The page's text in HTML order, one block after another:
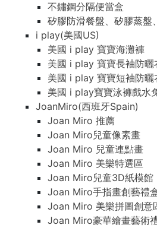
不鏽鋼分隔便當盒
矽膠防滑餐盤、矽膠蒸盤
i play(美國US)
美國 i play 寶寶海灘褲
美國 i play 寶寶長袖防曬
美國 i play 寶寶短袖防曬
美國 i play寶寶泳褲戲水
JoanMiro(西班牙Spain)
Joan Miro 推薦
Joan Miro兒童像素畫
Joan Miro 兒童連點畫
Joan Miro 美樂特選區
Joan Miro兒童3D紙模館
Joan Miro手指畫創藝禮
Joan Miro 美樂拼圖創意
Joan Miro豪華繪畫藝術